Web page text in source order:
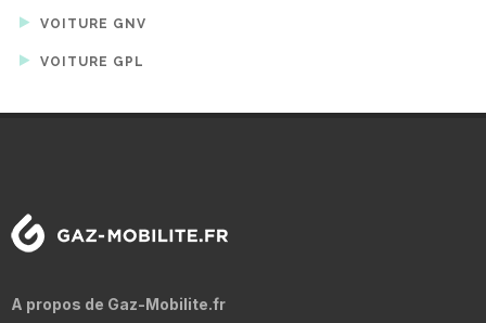
VOITURE GNV
VOITURE GPL
A propos de Gaz-Mobilite.fr